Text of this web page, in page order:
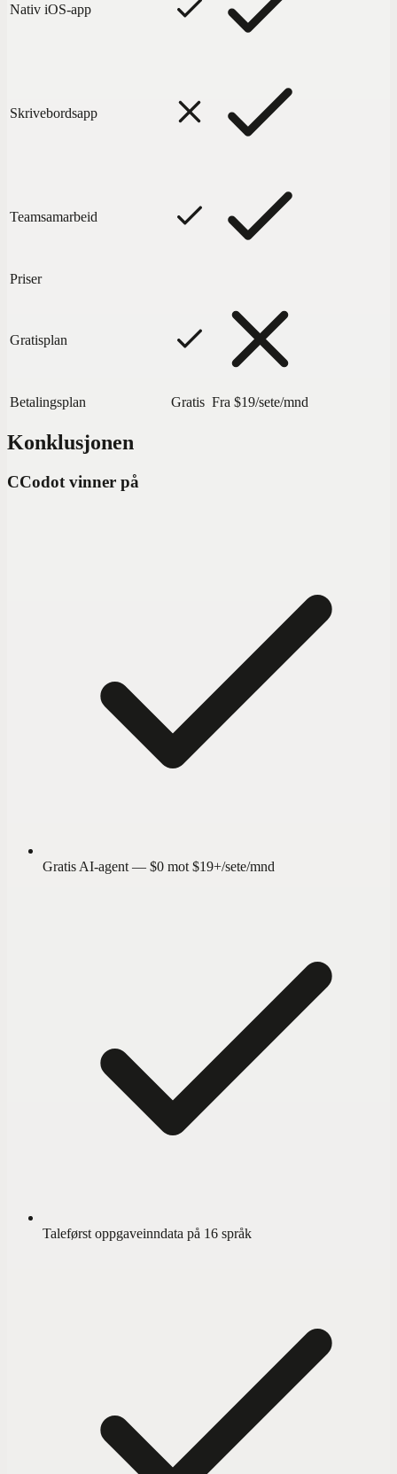
Nativ iOS-app
Skrivebordsapp
Teamsamarbeid
Priser
Gratisplan
Betalingsplan Gratis Fra $19/sete/mnd
Konklusjonen
CCodot vinner på
Gratis AI-agent — $0 mot $19+/sete/mnd
Taleførst oppgaveinndata på 16 språk